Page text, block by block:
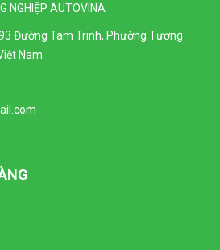
NGHIỆP AUTOVINA
Đường Tam Trinh, Phường Tương
Nam.